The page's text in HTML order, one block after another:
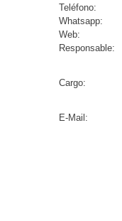
Teléfono:
Whatsapp:
Web:
Responsable:
Cargo:
E-Mail: